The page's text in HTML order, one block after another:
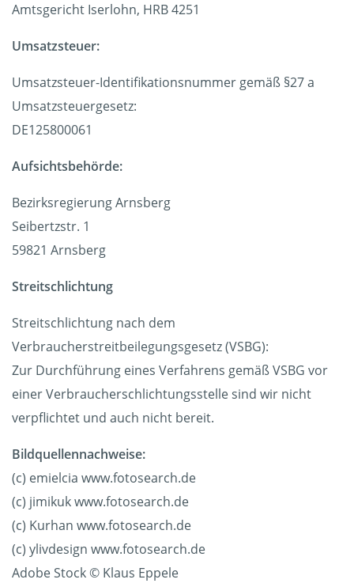
Amtsgericht Iserlohn, HRB 4251
Umsatzsteuer:
Umsatzsteuer-Identifikationsnummer gemäß §27 a
Umsatzsteuergesetz:
DE125800061
Aufsichtsbehörde:
Bezirksregierung Arnsberg
Seibertzstr. 1
59821 Arnsberg
Streitschlichtung
Streitschlichtung nach dem
Verbraucherstreitbeilegungsgesetz (VSBG):
Zur Durchführung eines Verfahrens gemäß VSBG vor
einer Verbraucherschlichtungsstelle sind wir nicht
verpflichtet und auch nicht bereit.
Bildquellennachweise:
(c) emielcia www.fotosearch.de
(c) jimikuk www.fotosearch.de
(c) Kurhan www.fotosearch.de
(c) ylivdesign www.fotosearch.de
Adobe Stock © Klaus Eppele